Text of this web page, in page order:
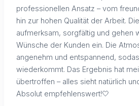
professionellen Ansatz – vom
hin zur hohen Qualität der Arbeit.
aufmerksam, sorgfältig und gehen
Wünsche der Kunden ein. Die
angenehm und entspannend,
wiederkommt. Das Ergebnis hat
übertroffen – alles sieht natürlich
Absolut empfehlenswert!🤍